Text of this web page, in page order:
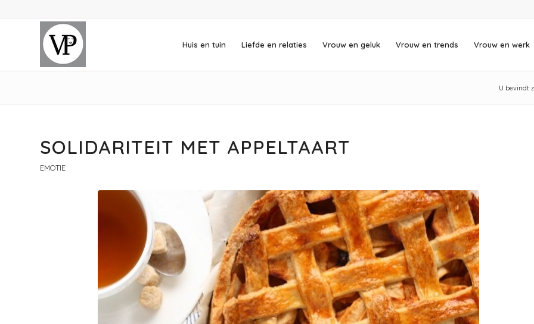
Huis en tuin Liefde en relaties Vrouw en geluk Vrouw en trends Vrouw en werk
U bevindt
SOLIDARITEIT MET APPELTAART
EMOTIE